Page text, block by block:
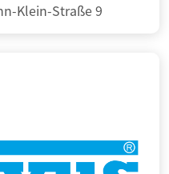
Klein-Straße 9